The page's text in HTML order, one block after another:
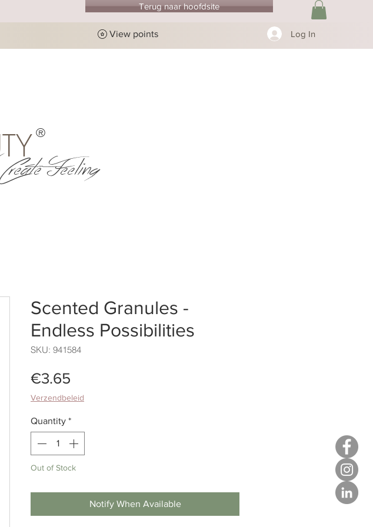
Terug naar hoofdsite
View points Log In
®
Feeling
Scented Granules -
Endless Possibilities
SKU: 941584
€3.65
Verzendbeleid
Quantity *
Out of Stock
Notify When Available